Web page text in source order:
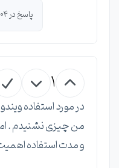
پاسخ در 1401/10/04 توسط
1
من چیزی نشنیدم .
و مدت استفاده